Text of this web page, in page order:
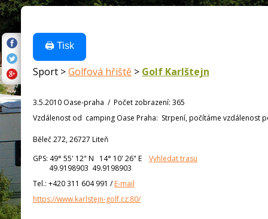
🖨️ Tisk
Sport >Golfová hřiště > Golf Karlštejn
3.5.2010 Oase-praha / Počet zobrazení: 365
Vzdálenost od camping Oase Praha: Strpení, počítáme vzdálenost
Běleč 272, 26727 Liteň
GPS: 49° 55' 12" N 14° 10' 26" E
Vyhledat trasu
49.9198903 49.9198903
Tel.: +420 311 604 991 /E-mail
https://www.karlstejn-golf.cz:80/